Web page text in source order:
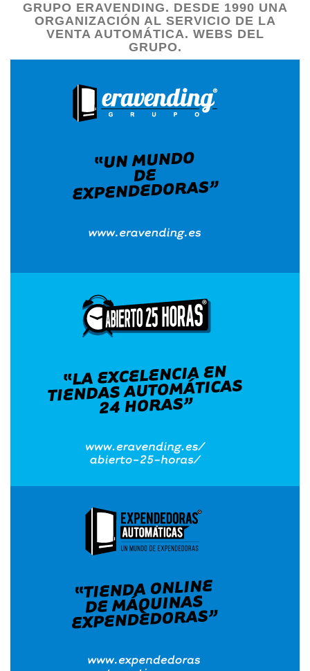
GRUPO ERAVENDING. DESDE 1990 UNA
ORGANIZACIÓN AL SERVICIO DE LA
VENTA AUTOMÁTICA. WEBS DEL
GRUPO.